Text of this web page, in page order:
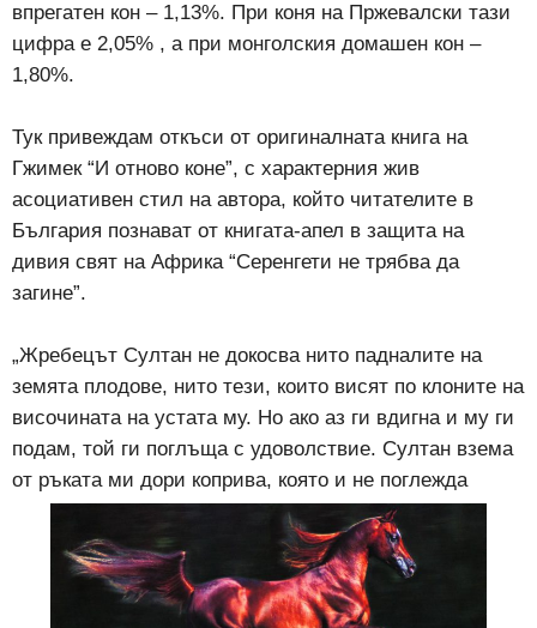
впрегатен кон – 1,13%. При коня на Пржевалски тази
цифра е 2,05% , а при монголския домашен кон –
1,80%.
Тук привеждам откъси от оригиналната книга на
Гжимек “И отново коне”, с характерния жив
асоциативен стил на автора, който читателите в
България познават от книгата-апел в защита на
дивия свят на Африка “Серенгети не трябва да
загине”.
„Жребецът Султан не докосва нито падналите на
земята плодове, нито тези, които висят по клоните на
височината на устата му. Но ако аз ги вдигна и му ги
подам, той ги поглъща с удоволствие. Султан взема
от ръката ми дори коприва, която и не поглежда